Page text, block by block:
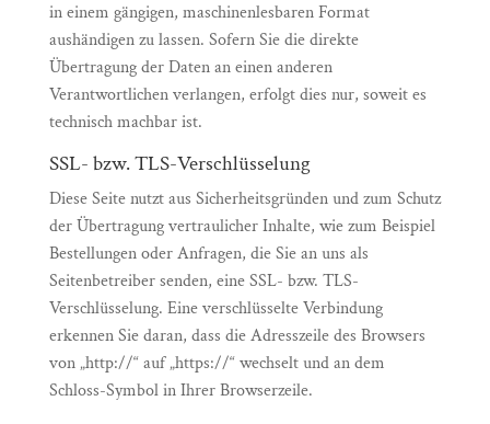
in einem gängigen, maschinenlesbaren Format
aushändigen zu lassen. Sofern Sie die direkte
Übertragung der Daten an einen anderen
Verantwortlichen verlangen, erfolgt dies nur, soweit es
technisch machbar ist.
SSL- bzw. TLS-Verschlüsselung
Diese Seite nutzt aus Sicherheitsgründen und zum Schutz
der Übertragung vertraulicher Inhalte, wie zum Beispiel
Bestellungen oder Anfragen, die Sie an uns als
Seitenbetreiber senden, eine SSL- bzw. TLS-
Verschlüsselung. Eine verschlüsselte Verbindung
erkennen Sie daran, dass die Adresszeile des Browsers
von „http://“ auf „https://“ wechselt und an dem
Schloss-Symbol in Ihrer Browserzeile.